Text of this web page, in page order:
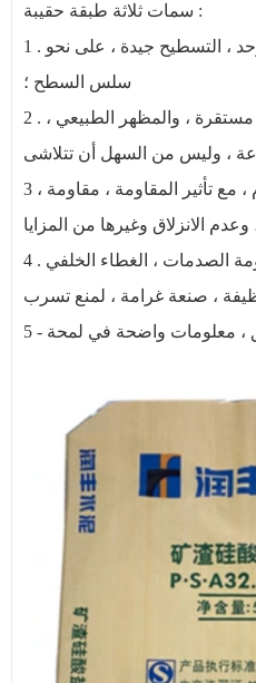
سمات ثلاثة طبقة حقيبة :
1 . كرافت ورقة كيس سمك موحد ، التسطيح جيدة ، على نحو
سلس السطح ؛
2 . كيس من الورق لون جيد ، لون مستقرة ، والمظهر الطبيعي ،
3 ، ونوعية جيدة من صمام الأكمام ، مع تأثير المقاومة ، مقاومة
4 . الغطاء الخلفي الختم ، ومقاومة الصدمات ، الغطاء الخلفي